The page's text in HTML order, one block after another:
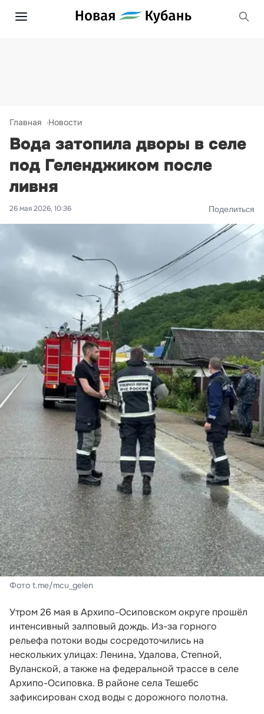
Главная Новости
Вода затопила дворы в селе
под Геленджиком после
ливня
26 мая 2026, 10:36 Поделиться
Фото t.me/mcu_gelen
Утром 26 мая в Архипо-Осиповском округе прошёл
интенсивный залповый дождь. Из-за горного
рельефа потоки воды сосредоточились на
нескольких улицах: Ленина, Удалова, Степной,
Вуланской, а также на федеральной трассе в селе
Архипо-Осиповка. В районе села Тешебс
зафиксирован сход воды с дорожного полотна.